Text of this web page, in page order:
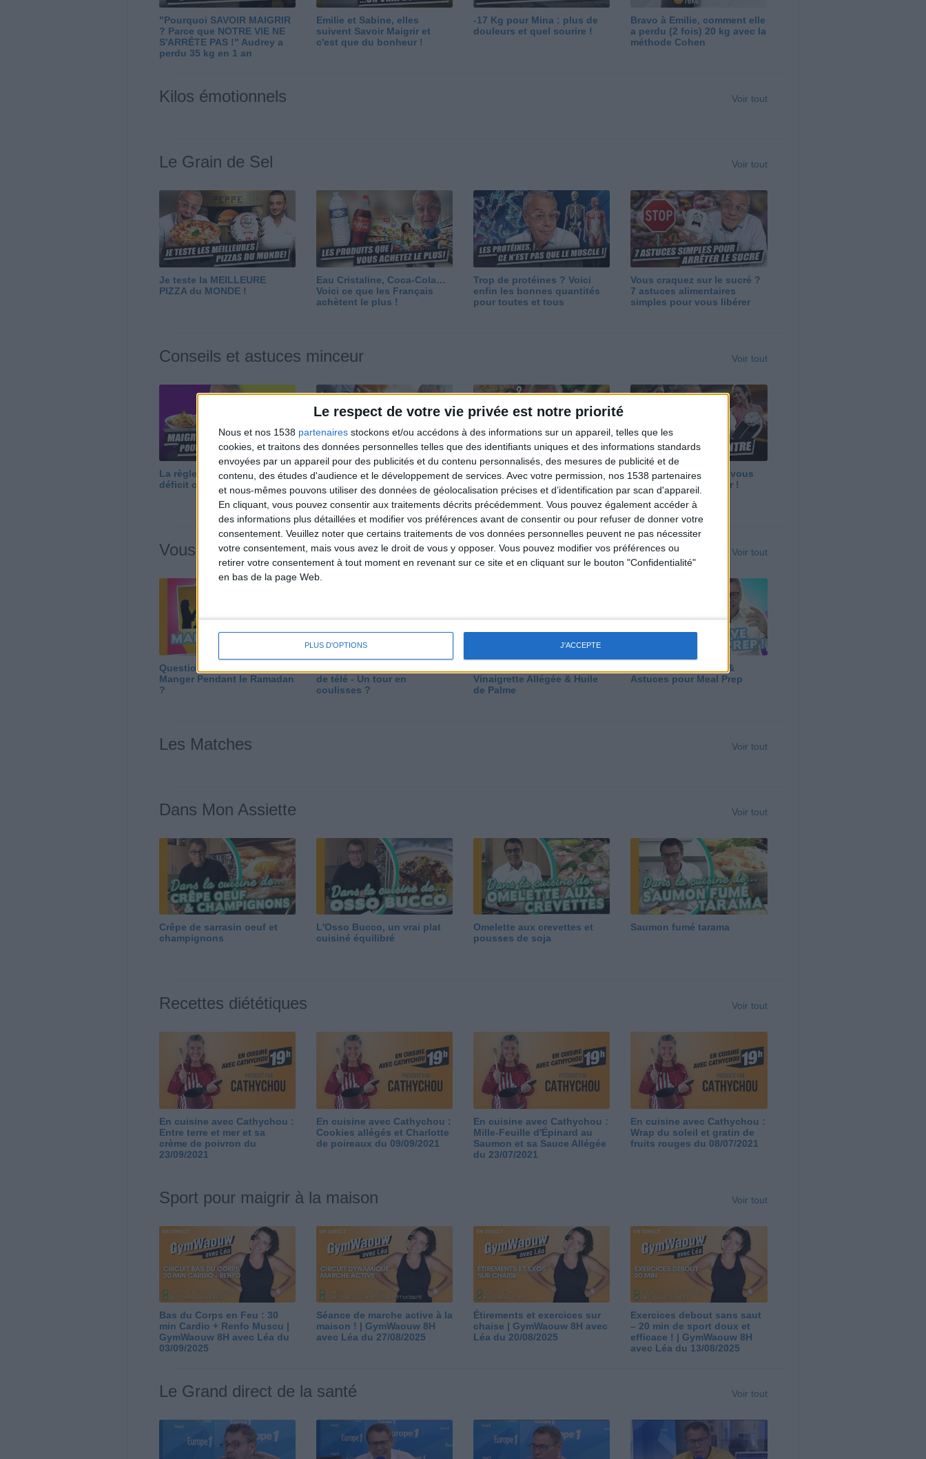
Le respect de votre vie privée est notre priorité
Nous et nos 1538 partenaires stockons et/ou accédons à des informations sur un appareil, telles que les
cookies, et traitons des données personnelles telles que des identifiants uniques et des informations standards
envoyées par un appareil pour des publicités et du contenu personnalisés, des mesures de publicité et de
contenu, des études d'audience et le développement de services. Avec votre permission, nos 1538 partenaires
et nous-mêmes pouvons utiliser des données de géolocalisation précises et d’identification par scan d'appareil.
En cliquant, vous pouvez consentir aux traitements décrits précédemment. Vous pouvez également accéder à
des informations plus détaillées et modifier vos préférences avant de consentir ou pour refuser de donner votre
consentement. Veuillez noter que certains traitements de vos données personnelles peuvent ne pas nécessiter
votre consentement, mais vous avez le droit de vous y opposer. Vous pouvez modifier vos préférences ou
retirer votre consentement à tout moment en revenant sur ce site et en cliquant sur le bouton "Confidentialité"
en bas de la page Web.
PLUS D'OPTIONS J'ACCEPTE
"Pourquoi SAVOIR MAIGRIR
? Parce que NOTRE VIE NE
S'ARRÊTE PAS !" Audrey a
perdu 35 kg en 1 an
Emilie et Sabine, elles
suivent Savoir Maigrir et
c'est que du bonheur !
-17 Kg pour Mina : plus de
douleurs et quel sourire !
Bravo à Emilie, comment elle
a perdu (2 fois) 20 kg avec la
méthode Cohen
Kilos émotionnels Voir tout
Le Grain de Sel Voir tout
Je teste la MEILLEURE
PIZZA du MONDE !
Eau Cristaline, Coca-Cola…
Voici ce que les Français
achètent le plus !
Trop de protéines ? Voici
enfin les bonnes quantités
pour toutes et tous
Vous craquez sur le sucré ?
7 astuces alimentaires
simples pour vous libérer
Conseils et astuces minceur Voir tout
La règle N°1 pour maigrir : le
déficit calorique
Perdre 10 kg : ma méthode
est imparable
Et après la perte de poids ?
Je fais comment ?
Maigrir vite ? Ce que vous
devez vraiment savoir !
Vous m'avez demandé Voir tout
Question/Réponse : Que
Manger Pendant le Ramadan
?
de télé - Un tour en
coulisses ?
Vinaigrette Allégée & Huile
de Palme
Panga, Huile d'Olive &
Astuces pour Meal Prep
Les Matches Voir tout
Dans Mon Assiette Voir tout
Crêpe de sarrasin oeuf et
champignons
L'Osso Bucco, un vrai plat
cuisiné équilibré
Omelette aux crevettes et
pousses de soja
Saumon fumé tarama
Recettes diététiques Voir tout
En cuisine avec Cathychou :
Entre terre et mer et sa
crème de poivron du
23/09/2021
En cuisine avec Cathychou :
Cookies allégés et Charlotte
de poireaux du 09/09/2021
En cuisine avec Cathychou :
Mille-Feuille d'Épinard au
Saumon et sa Sauce Allégée
du 23/07/2021
En cuisine avec Cathychou :
Wrap du soleil et gratin de
fruits rouges du 08/07/2021
Sport pour maigrir à la maison Voir tout
Bas du Corps en Feu : 30
min Cardio + Renfo Muscu |
GymWaouw 8H avec Léa du
03/09/2025
Séance de marche active à la
maison ! | GymWaouw 8H
avec Léa du 27/08/2025
Étirements et exercices sur
chaise | GymWaouw 8H avec
Léa du 20/08/2025
Exercices debout sans saut
– 20 min de sport doux et
efficace ! | GymWaouw 8H
avec Léa du 13/08/2025
Le Grand direct de la santé Voir tout